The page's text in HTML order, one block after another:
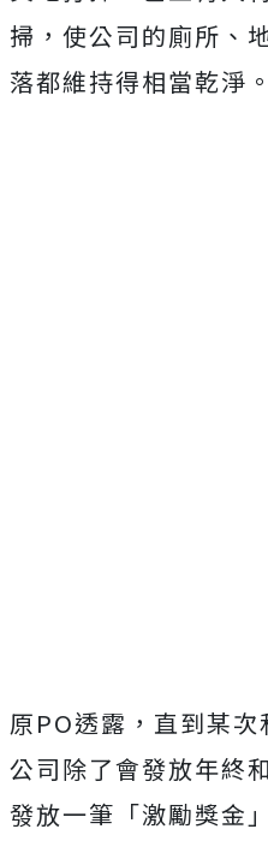
掃，使公司的廁所、
落都維持得相當乾淨。
原PO透露，直到某
公司除了會發放年終
發放一筆「激勵獎金